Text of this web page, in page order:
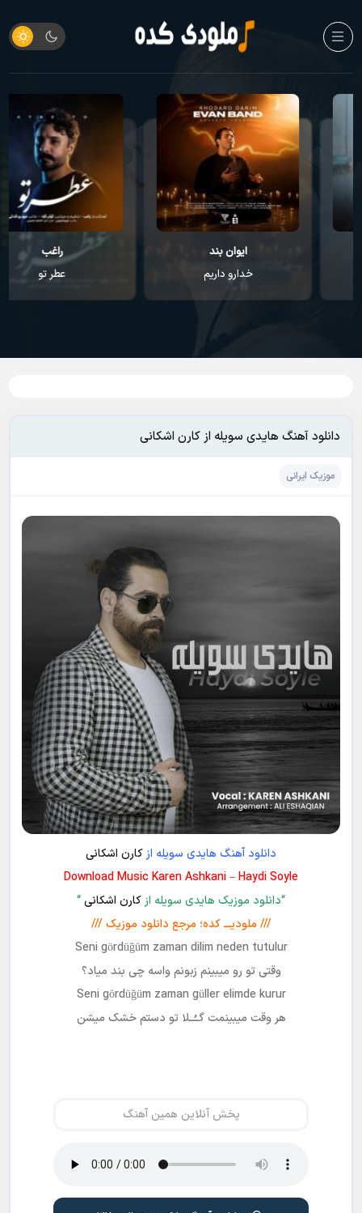
خدارو داریم
راغب
دانلود آهنگ هایدی سویله از کارن اشکانی
موزیک ایرانی
دانلود آهنگ هایدی سویله از کارن اشکانی
Download Music Karen Ashkani – Haydi Soyle
“دانلود موزیک هایدی سویله از کارن اشکانی“
/// ملودیـــ کده؛ مرجع دانلود موزیک ///
Seni gördüğüm zaman dilim neden tutulur
وقتی تو رو میبینم زبونم واسه چی بند میاد؟
Seni gördüğüm zaman güller elimde kurur
هر وقت میبینمت گــُــلا تو دستم خشک میشن
پخش آنلاین همین آهنگ